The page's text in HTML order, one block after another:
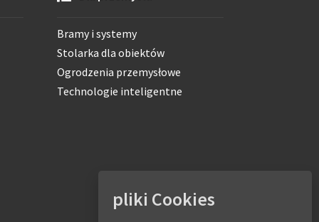
Bramy i systemy
Stolarka dla obiektów
Ogrodzenia przemysłowe
Technologie inteligentne
pliki Cookies